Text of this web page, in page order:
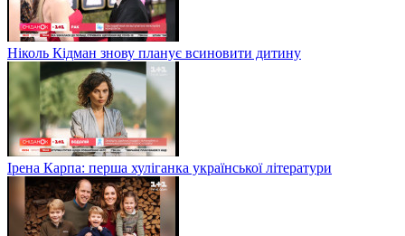
Ніколь Кідман знову планує всиновити дитину
Ірена Карпа: перша хуліганка української літератури